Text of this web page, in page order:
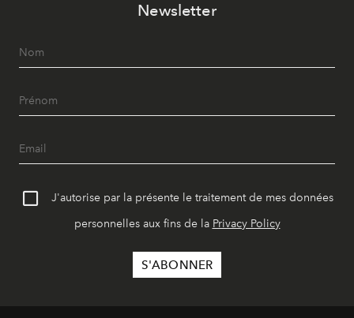
Newsletter
J'autorise par la présente le traitement de mes données
personnelles aux fins de la Privacy Policy